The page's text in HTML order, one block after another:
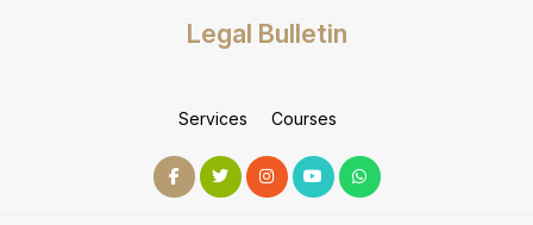
Legal Bulletin
Services Courses